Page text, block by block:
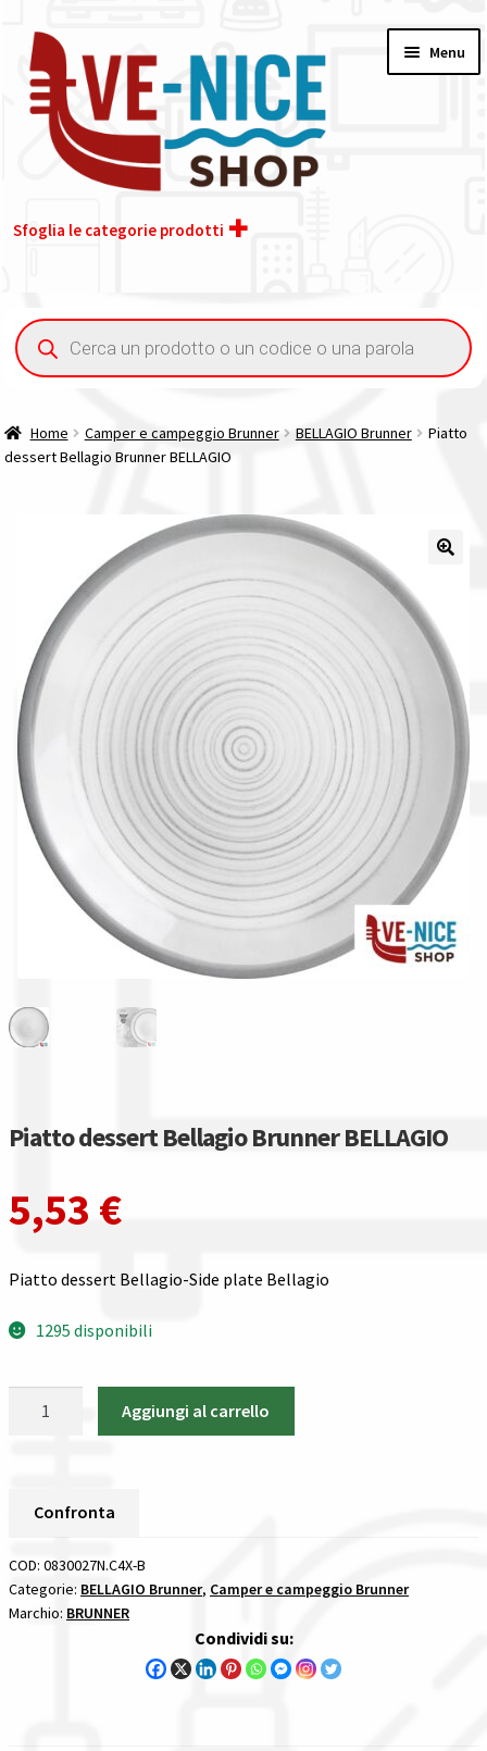
alla
navigazione
contenuto
Menu
Sfoglia le categorie prodotti
Acquisto iva 4% (agevolata)
Contatti
Il nostro gruppo acquisti
La nostra azienda
Condizioni generali
Acquisti in rete pubblica amministrazione
Assicurazione integrativa Garanzia3
Bonus fiscali 2025
Diritto di recesso
Garanzia del produttore
Guida all’utilizzo del sito
Confronta
Confronta
I nostri negozi
Riepilogo ordine
Spedizioni in italia
Tutte le categorie dei prodotti
Wishlist
Ricerca
prodotti
Home Camper e campeggio Brunner BELLAGIO Brunner
Piatto
dessert Bellagio Brunner BELLAGIO
Piatto dessert Bellagio Brunner BELLAGIO
5,53 €
Piatto dessert Bellagio-Side plate Bellagio
1295 disponibili
BELLAGIO
Aggiungi al carrello
Confronta
COD: 0830027N.C4X-B
Categorie: BELLAGIO Brunner, Camper e campeggio Brunner
Marchio: BRUNNER
Condividi su: